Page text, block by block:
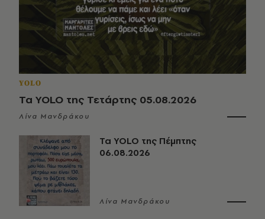
YOLO
Τα YOLO της Τετάρτης 05.08.2026
Λίνα Μανδράκου
Τα YOLO της Πέμπτης
06.08.2026
Λίνα Μανδράκου